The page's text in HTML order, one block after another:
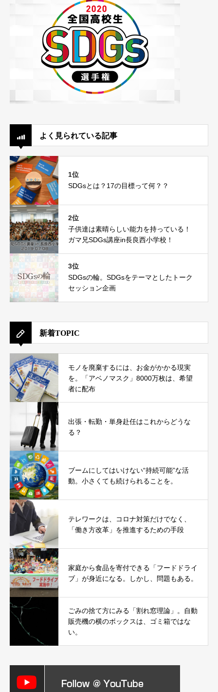
よく見られている記事
1位
SDGsとは？17の目標って何？？
2位
子供達は素晴らしい能力を持っている！
ガマ兄SDGs講座in長良西小学校！
3位
SDGsの輪。SDGsをテーマとしたトーク
セッション企画
新着TOPIC
モノを廃棄するには、お金がかかる現実
を。「アベノマスク」8000万枚は、希望
者に配布
出張・転勤・単身赴任はこれからどうな
る？
ブームにしてはいけない“持続可能”な活
動。小さくても続けられることを。
テレワークは、コロナ対策だけでなく、
「働き方改革」を推進するための手段
家庭から食品を寄付できる「フードドライ
ブ」が身近になる。しかし、問題もある。
ごみの捨て方にみる「割れ窓理論」。自動
販売機の横のボックスは、ゴミ箱ではな
い。